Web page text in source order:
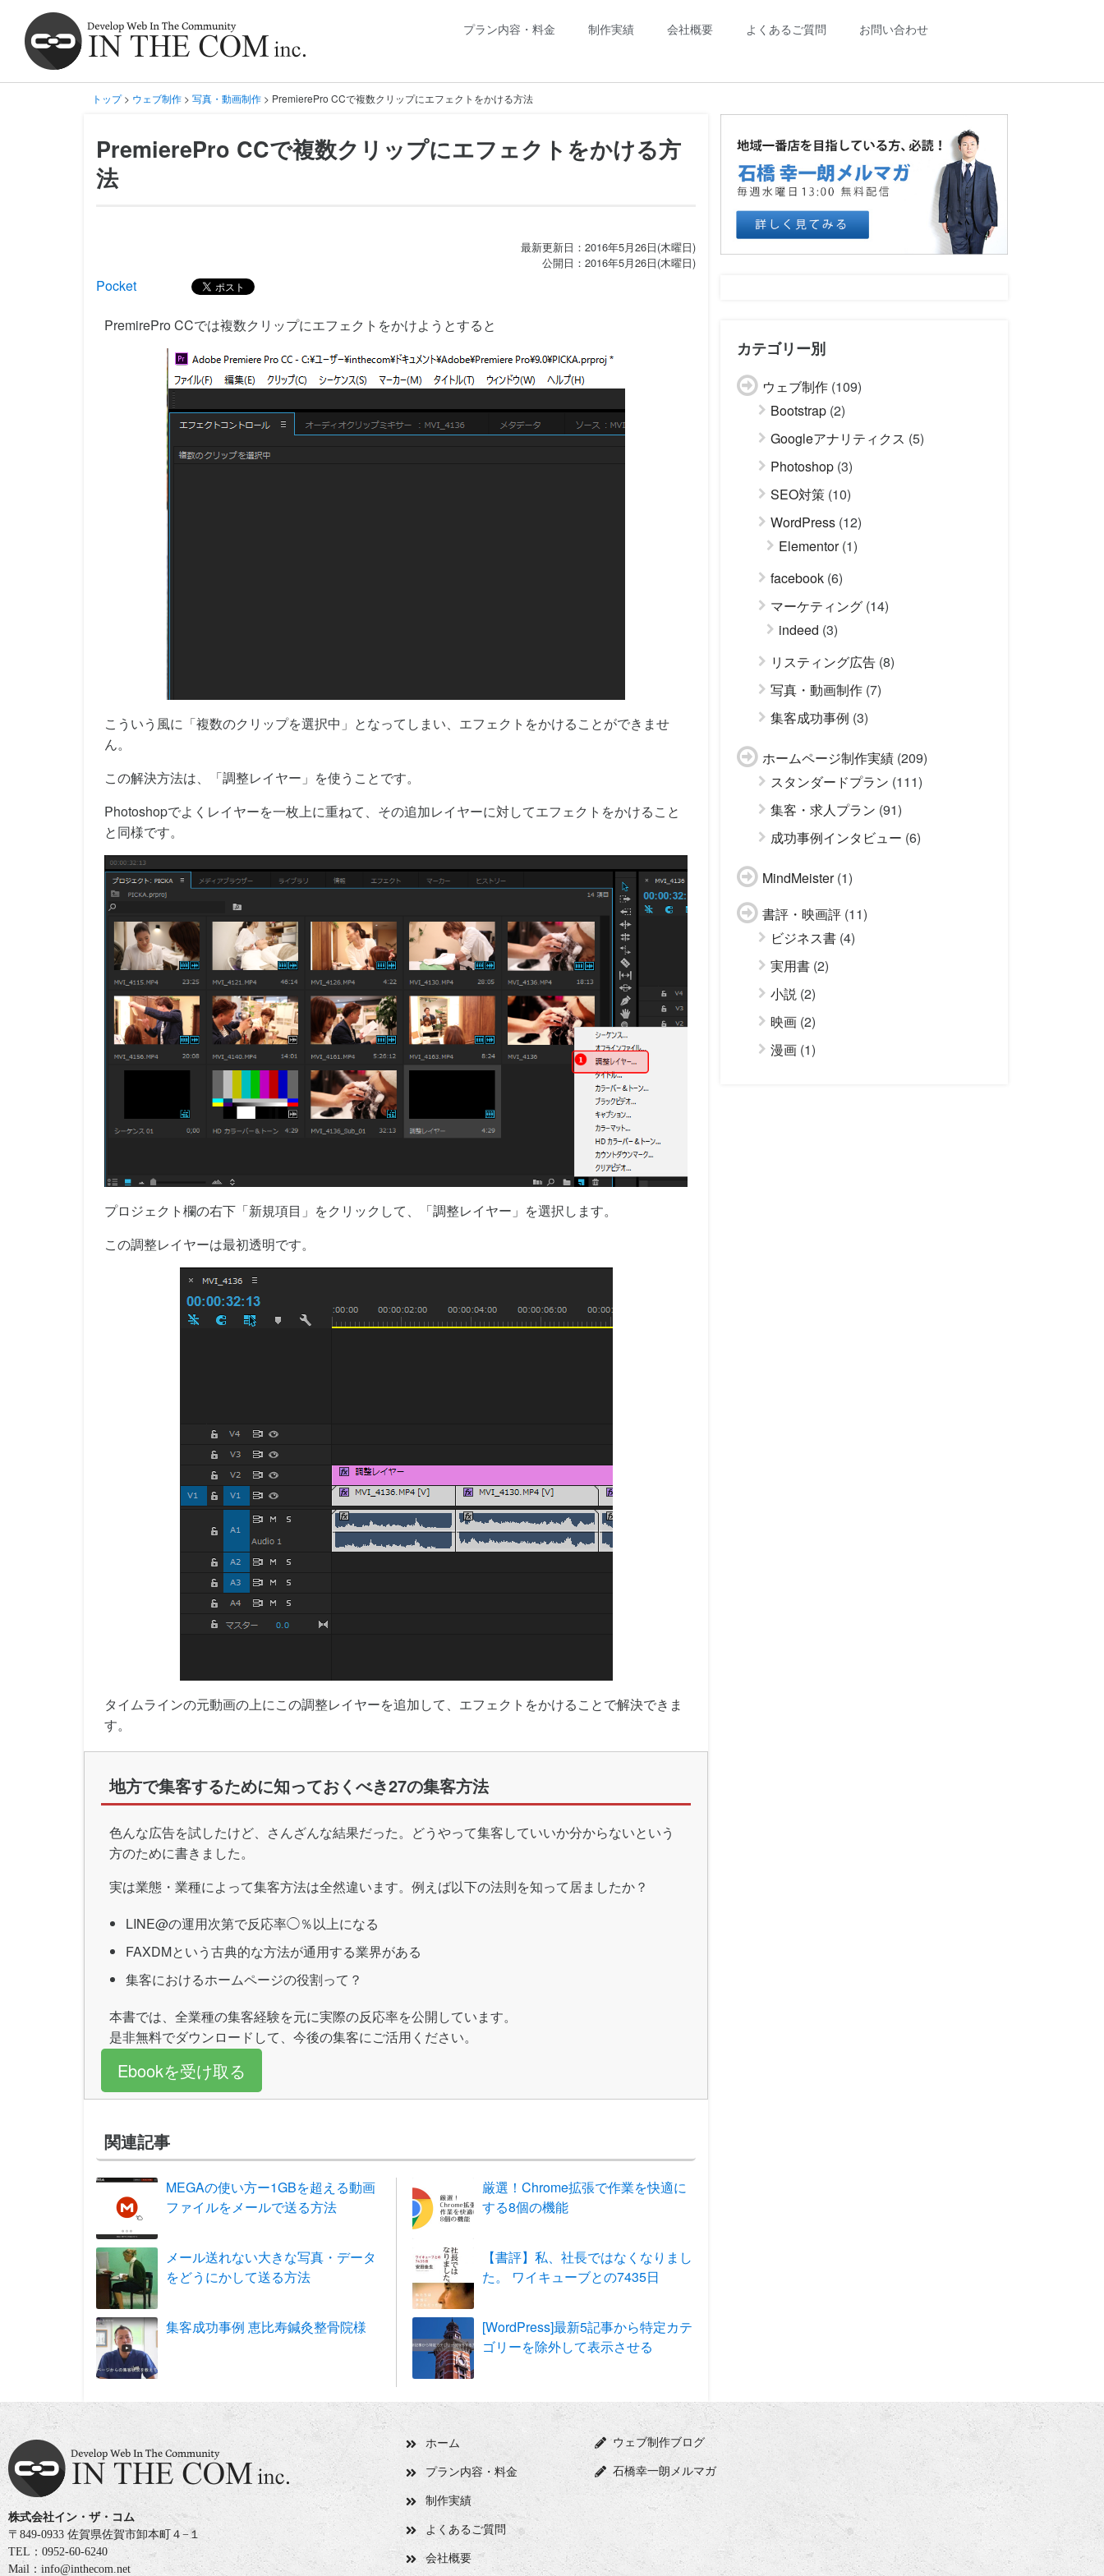
プラン内容・料金 制作実績 会社概要 よくあるご質問 お問い合わせ
トップ> ウェブ制作 > 写真・動画制作 > PremierePro CCで複数クリップにエフェクトをかける方法
PremierePro CCで複数クリップにエフェクトをかける方
法
最新更新日：2016年5月26日(木曜日)
公開日：2016年5月26日(木曜日)
Pocket
PremirePro CCでは複数クリップにエフェクトをかけようとすると
こういう風に「複数のクリップを選択中」となってしまい、エフェクトをかけることができませ
ん。
この解決方法は、「調整レイヤー」を使うことです。
Photoshopでよくレイヤーを一枚上に重ねて、その追加レイヤーに対してエフェクトをかけること
と同様です。
プロジェクト欄の右下「新規項目」をクリックして、「調整レイヤー」を選択します。
この調整レイヤーは最初透明です。
タイムラインの元動画の上にこの調整レイヤーを追加して、エフェクトをかけることで解決できま
す。
地方で集客するために知っておくべき27の集客方法
色んな広告を試したけど、さんざんな結果だった。どうやって集客していいか分からないという
方のために書きました。
実は業態・業種によって集客方法は全然違います。例えば以下の法則を知って居ましたか？
LINE@の運用次第で反応率◯％以上になる
FAXDMという古典的な方法が通用する業界がある
集客におけるホームページの役割って？
本書では、全業種の集客経験を元に実際の反応率を公開しています。
是非無料でダウンロードして、今後の集客にご活用ください。
Ebookを受け取る
関連記事
MEGAの使い方ー1GBを超える動画
ファイルをメールで送る方法
メール送れない大きな写真・データ
をどうにかして送る方法
集客成功事例 恵比寿鍼灸整骨院様
厳選！Chrome拡張で作業を快適に
する8個の機能
【書評】私、社長ではなくなりまし
た。 ワイキューブとの7435日
[WordPress]最新5記事から特定カテ
ゴリーを除外して表示させる
カテゴリー別
ウェブ制作 (109)
Bootstrap (2)
Googleアナリティクス (5)
Photoshop (3)
SEO対策 (10)
WordPress (12)
Elementor(1)
facebook (6)
マーケティング (14)
indeed (3)
リスティング広告 (8)
写真・動画制作 (7)
集客成功事例 (3)
ホームページ制作実績 (209)
スタンダードプラン (111)
集客・求人プラン (91)
成功事例インタビュー (6)
MindMeister(1)
書評・映画評 (11)
ビジネス書 (4)
実用書 (2)
小説 (2)
映画 (2)
漫画 (1)
株式会社イン・ザ・コム
〒849-0933 佐賀県佐賀市卸本町４−１
TEL：0952-60-6240
Mail：info@inthecom.net
ホーム
プラン内容・料金
制作実績
よくあるご質問
会社概要
ウェブ制作ブログ
石橋幸一朗メルマガ